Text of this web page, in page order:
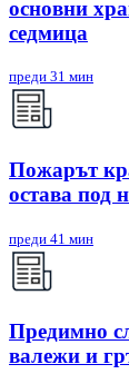
основни
седмица
преди 31 мин
Пожарът
остава под
преди 41 мин
Предимно
валежи и